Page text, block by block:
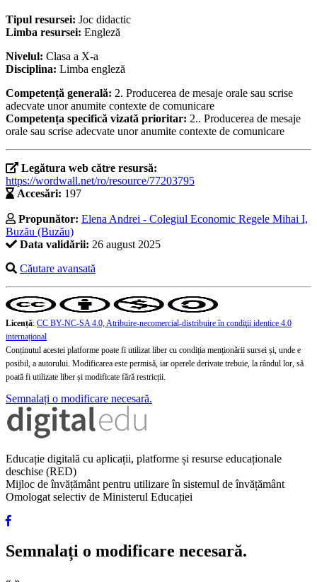
Tipul resursei: Joc didactic
Limba resursei: Engleză
Nivelul: Clasa a X-a
Disciplina: Limba engleză
Competență generală: 2. Producerea de mesaje orale sau scrise
adecvate unor anumite contexte de comunicare
Competența specifică vizată prioritar: 2.. Producerea de mesaje
orale sau scrise adecvate unor anumite contexte de comunicare
Legătura web către resursă:
https://wordwall.net/ro/resource/77203795
Accesări: 197
Propunător: Elena Andrei - Colegiul Economic Regele Mihai I,
Buzău (Buzău)
Data validării: 26 august 2025
Căutare avansată
Licență: CC BY-NC-SA 4.0, Atribuire-necomercial-distribuire în condiţii identice 4.0
internațional
Conținutul acestei platforme poate fi utilizat liber cu condiția menționării sursei și, unde e
posibil, a autorului. Modificarea este permisă, iar operele derivate trebuie, la rândul lor, să
poată fi utilizate liber și modificate fără restricții.
Semnalați o modificare necesară.
Educație digitală cu aplicații, platforme și resurse educaționale
deschise (RED)
Mijloc de învățământ pentru utilizare în sistemul de învățământ
Omologat selectiv de Ministerul Educației
Semnalați o modificare necesară.